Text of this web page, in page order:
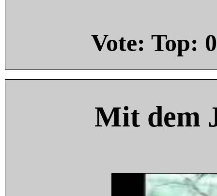
Vote: Top: 0
Mit dem